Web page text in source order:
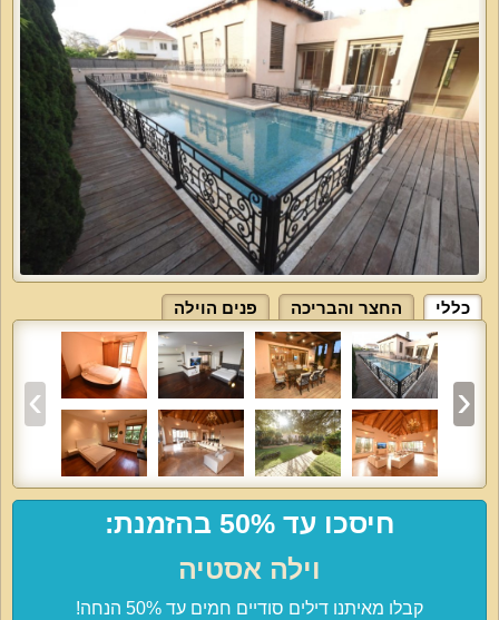
כללי החצר והבריכה פנים הוילה
חיסכו עד 50% בהזמנת:
וילה אסטיה
קבלו מאיתנו דילים סודיים חמים עד 50% הנחה!